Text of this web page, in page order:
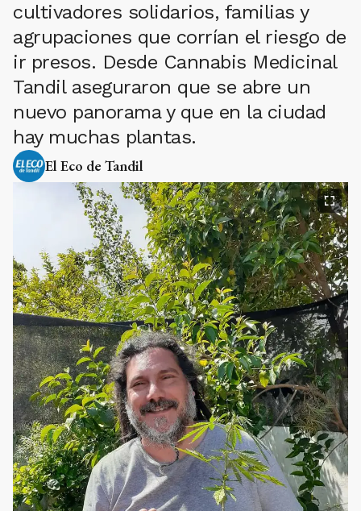
cultivadores solidarios, familias y
agrupaciones que corrían el riesgo de
ir presos. Desde Cannabis Medicinal
Tandil aseguraron que se abre un
nuevo panorama y que en la ciudad
hay muchas plantas.
El Eco de Tandil